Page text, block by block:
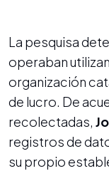
La pesquisa
operaban
organización
de lucro. De
recolectadas,
registros de
su propio